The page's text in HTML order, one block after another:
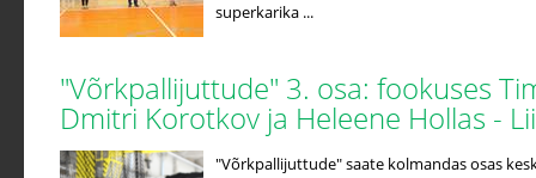
superkarika ...
"Võrkpallijuttude" 3. osa: fookuses
Dmitri Korotkov ja Heleene Hollas -
"Võrkpallijuttude" saate kolmandas osas